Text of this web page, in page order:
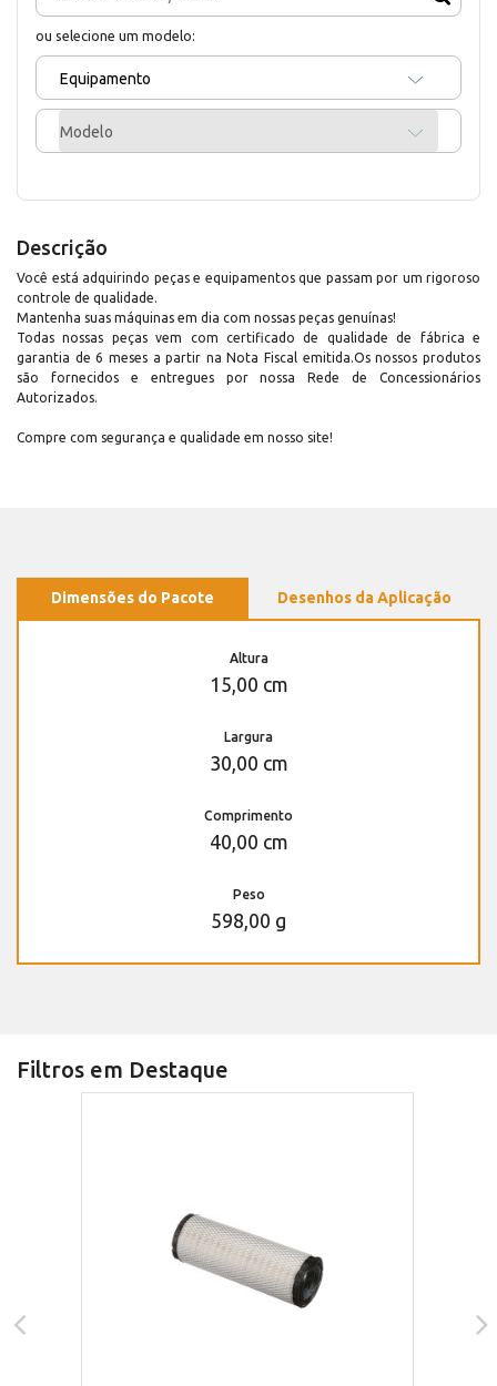
ou selecione um modelo:
Equipamento
Modelo
Descrição
Você está adquirindo peças e equipamentos que passam por um rigoroso
controle de qualidade.
Mantenha suas máquinas em dia com nossas peças genuínas!
Todas nossas peças vem com certificado de qualidade de fábrica e
garantia de 6 meses a partir na Nota Fiscal emitida.Os nossos produtos
são fornecidos e entregues por nossa Rede de Concessionários
Autorizados.
Compre com segurança e qualidade em nosso site!
Dimensões do Pacote Desenhos da Aplicação
Altura
15,00 cm
Largura
30,00 cm
Comprimento
40,00 cm
Peso
598,00 g
Filtros em Destaque